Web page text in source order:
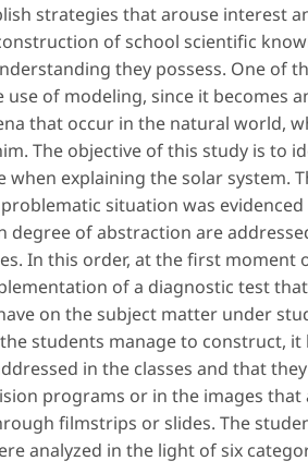
strategies that arouse interest
of school scientific
they possess. One of
use of modeling, since it becomes
that occur in the natural world,
The objective of this study is to
explaining the solar system.
situation was
degree of abstraction are
In this order, at the first
of a diagnostic test
on the subject matter under
students manage to construct,
in the classes and that
programs or in the images
filmstrips or slides. The
analyzed in the light of six